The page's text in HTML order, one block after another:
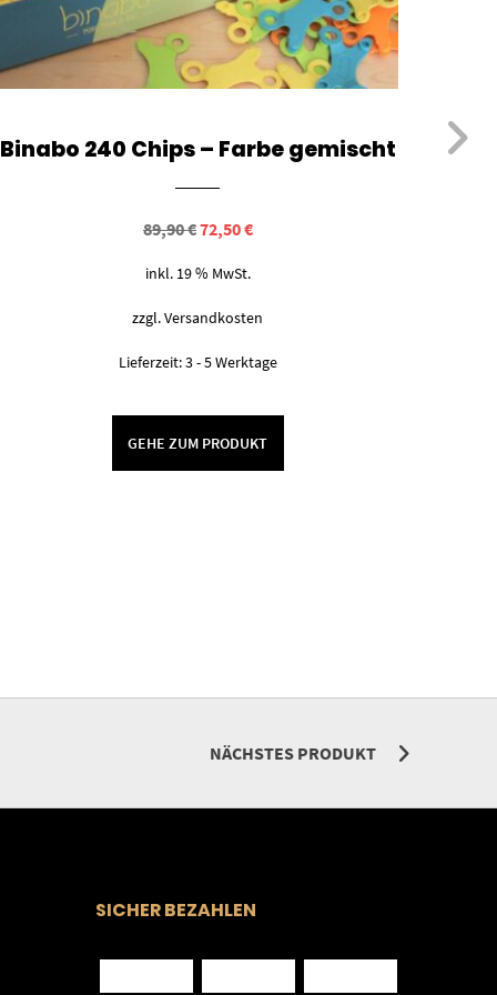
Binabo 240 Chips – Farbe gemischt
89,90€Ursprünglicher
Preis
war:
89,90 €
72,50€Aktueller
inkl. 19 % MwSt.
zzgl.Versandkosten
Lieferzeit:3 - 5 Werktage
GEHE ZUM PRODUKT
NÄCHSTES PRODUKT
SICHER BEZAHLEN